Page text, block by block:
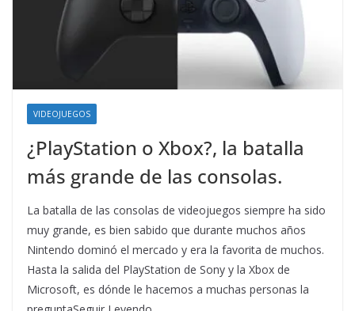
VIDEOJUEGOS
¿PlayStation o Xbox?, la batalla
más grande de las consolas.
La batalla de las consolas de videojuegos siempre ha sido
muy grande, es bien sabido que durante muchos años
Nintendo dominó el mercado y era la favorita de muchos.
Hasta la salida del PlayStation de Sony y la Xbox de
Microsoft, es dónde le hacemos a muchas personas la